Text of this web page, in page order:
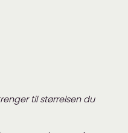
til størrelsen du